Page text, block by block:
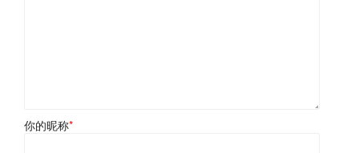
你的昵称*